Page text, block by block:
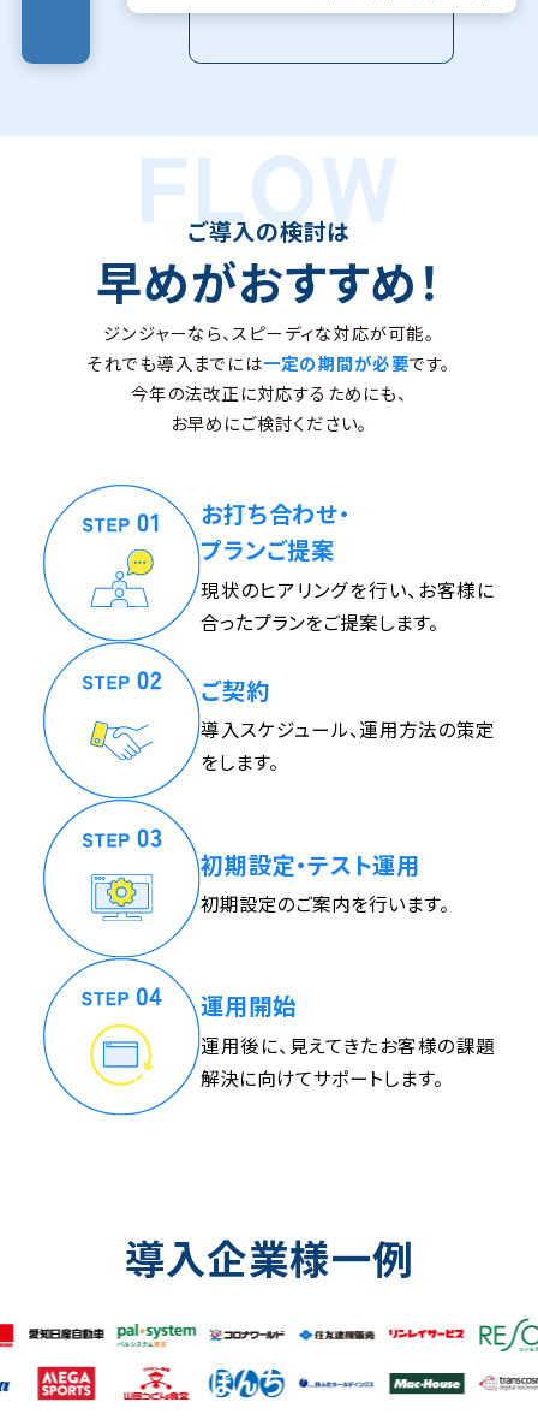
ご導入の検討は
早めがおすすめ！
ジンジャーなら、スピーディな対応が可能。
それでも導入までには一定の期間が必要です。
今年の法改正に対応するためにも、
お早めにご検討ください。
お打ち合わせ・
プランご提案
現状のヒアリングを行い、お客様に
合ったプランをご提案します。
ご契約
導入スケジュール、運用方法の策定
をします。
初期設定・テスト運用
初期設定のご案内を行います。
運用開始
運用後に、見えてきたお客様の課題
解決に向けてサポートします。
導入企業様一例